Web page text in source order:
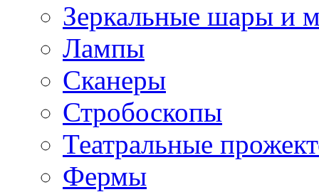
Зеркальные шары и
Лампы
Сканеры
Стробоскопы
Театральные
Фермы